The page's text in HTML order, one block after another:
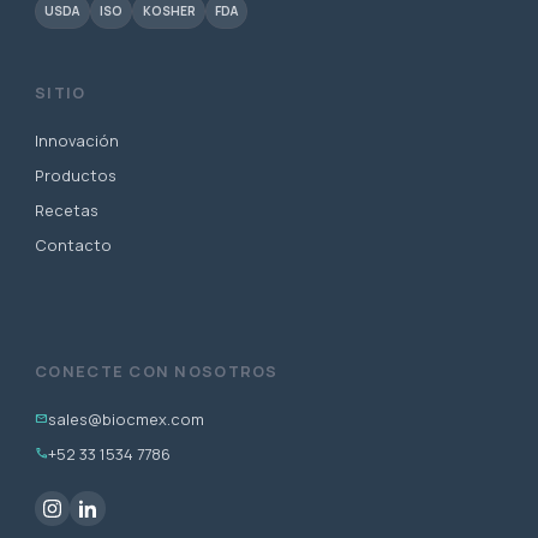
USDA ISO KOSHER FDA
SITIO
Innovación
Productos
Recetas
Contacto
CONECTE CON NOSOTROS
mailsales@biocmex.com
phone+52 33 1534 7786